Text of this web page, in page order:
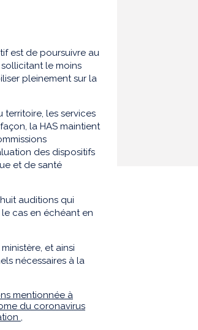
est de poursuivre au
le moins
pleinement sur la
territoire, les services
la HAS maintient
des dispositifs
et de santé
auditions qui
cas en échéant en
et ainsi
nécessaires à la
mentionnée à
du coronavirus
,